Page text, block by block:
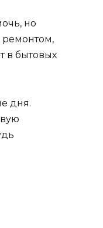
но
ремонтом,
в бытовых
дня.